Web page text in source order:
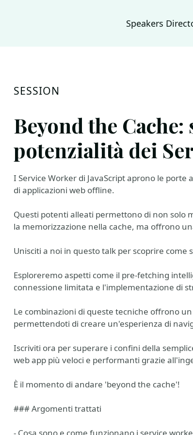
Speakers
SESSION
Beyond the
potenzialità dei
I Service Worker di JavaScript aprono le
di applicazioni web offline.
Questi potenti alleati permettono di non solo
la memorizzazione nella cache, ma offrono
Unisciti a noi in questo talk per scoprire come
Esploreremo aspetti come il pre-fetching
connessione limitata e l'implementazione di
Le combinazioni di queste tecniche offrono
permettendoti di creare un'esperienza di
Iscriviti ora per superare i confini della
web app più veloci e performanti grazie
È il momento di andare 'beyond the cache'!
### Argomenti trattati